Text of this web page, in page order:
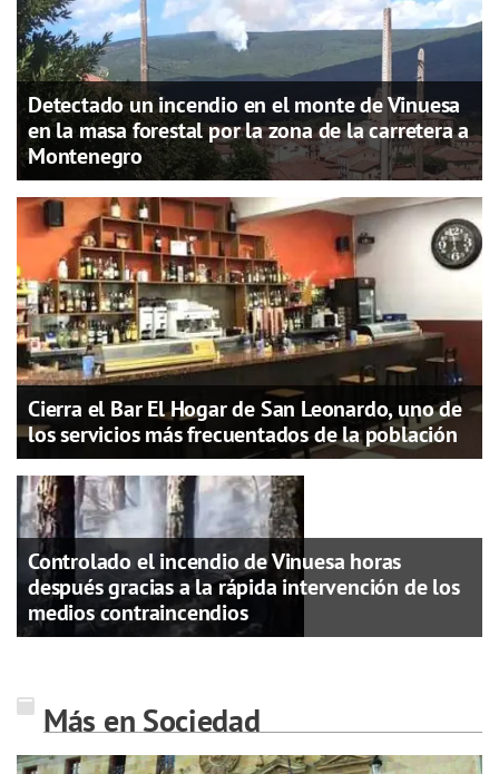
Detectado un incendio en el monte de Vinuesa
en la masa forestal por la zona de la carretera a
Montenegro
Cierra el Bar El Hogar de San Leonardo, uno de
los servicios más frecuentados de la población
Controlado el incendio de Vinuesa horas
después gracias a la rápida intervención de los
medios contraincendios
Más en Sociedad